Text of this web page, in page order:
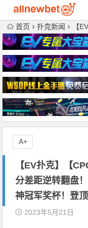
首页 扑克新闻 【EV扑
【EV扑克】【
分差距逆转翻盘
神冠军奖杯！登顶
2023年5月21日
A+